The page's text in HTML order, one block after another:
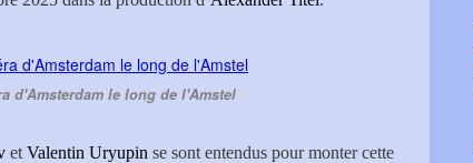
d'Amsterdam le long de l'Amstel
et Valentin Uryupin se sont entendus pour monter cette